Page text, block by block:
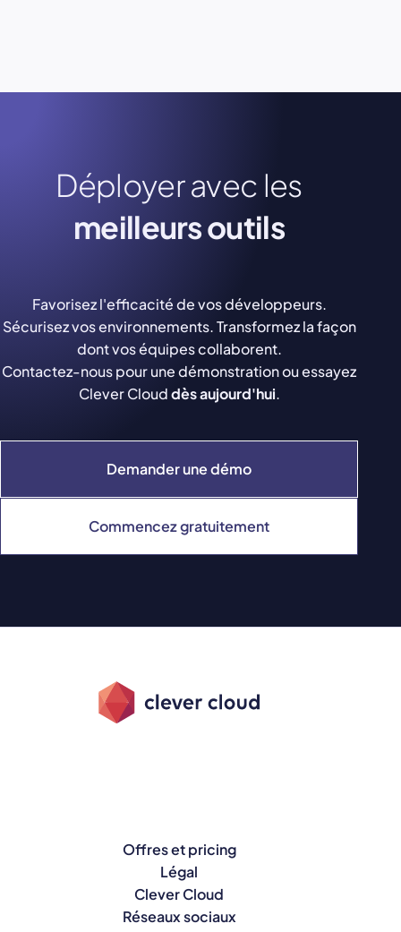
Déployer avec les
meilleurs outils
Demander une démo
Commencez gratuitement
Favorisez l'efficacité de vos développeurs.
Sécurisez vos environnements. Transformez la façon
dont vos équipes collaborent.
Contactez-nous pour une démonstration ou essayez
Clever Clouddès aujourd'hui.
Offres et pricing
Légal
Clever Cloud
Réseaux sociaux